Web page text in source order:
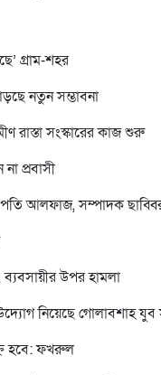
গ্রাম-শহর
নতুন সম্ভাবনা
রাস্তা সংস্কারের কাজ শুরু
প্রবাসী
আলফাজ, সম্পাদক
ব্যবসায়ীর উপর হামলা
উদ্যোগ নিয়েছে গোলাবশাহ
হবে: ফখরুল